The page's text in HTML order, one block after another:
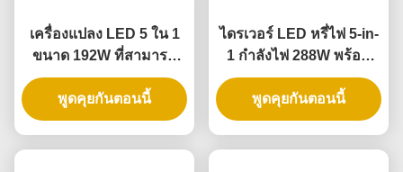
เครื่องแปลง LED 5 ใน 1
ขนาด 192W ที่สามารถ
ปรับความเข้มข้นได้ พร้อม
การจัดอันดับ IP65 สําหรับ
การใช้งานปรับความเข้ม
พูดคุยกันตอนนี้
ไดรเวอร์ LED หรี่ไฟ 5-in-
1 กำลังไฟ 288W พร้อม
ระดับ IP65 สำหรับการใช้
งานไฟส่องสว่างทั่วไป
พูดคุยกันตอนนี้